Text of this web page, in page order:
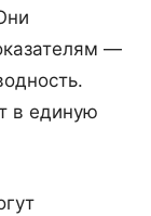
—
в единую